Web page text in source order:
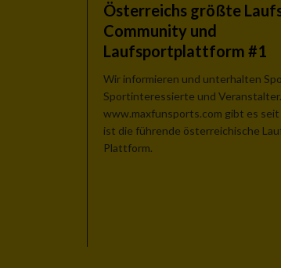
Österreichs größte
Community und
Laufsportplattform #1
Wir informieren und unterhalten
Sportinteressierte und Veranstalter.
www.maxfunsports.com gibt es seit
ist die führende österreichische
Plattform.